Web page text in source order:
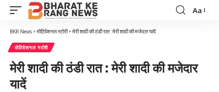
Font
Aa
BKR News > मोटिवेशनल स्टोरी> मेरी शादी की ठंडी रात : मेरी शादी की मजेदार यादें
मोटिवेशनल स्टोरी
मेरी शादी की ठंडी रात : मेरी शादी की मजेदार
यादें